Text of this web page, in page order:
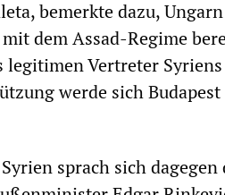
bemerkte dazu,
dem Assad-Regime
legitimen Vertreter
werde sich
sprach sich